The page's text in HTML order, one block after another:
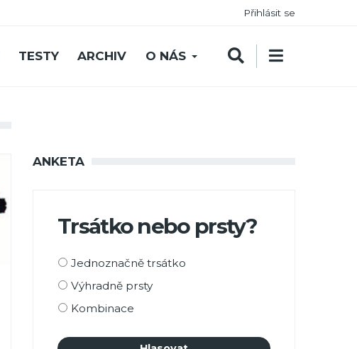
Přihlásit se
TESTY ARCHIV O NÁS
ANKETA
Trsátko nebo prsty?
Možnosti
Jednoznačně trsátko
Výhradně prsty
Kombinace